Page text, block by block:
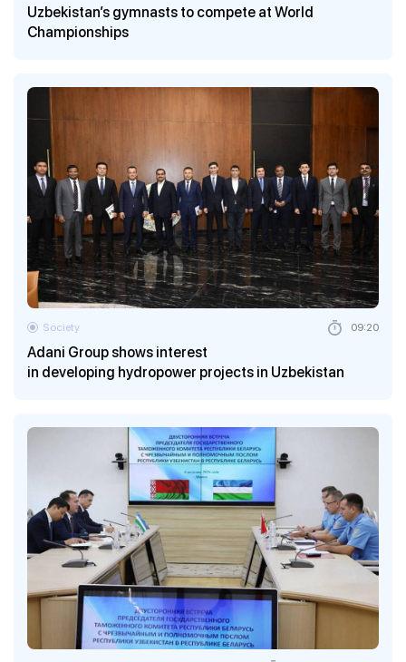
Uzbekistan’s gymnasts to compete at World
Championships
Adani Group shows interest
in developing hydropower projects in Uzbekistan
Society 09:20